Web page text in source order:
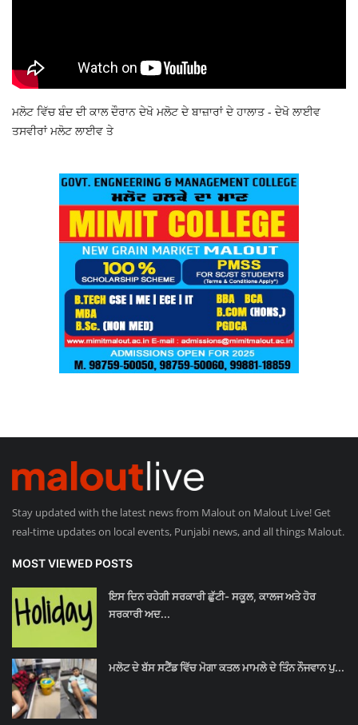
ਮਲੋਟ ਵਿੱਚ ਬੰਦ ਦੀ ਕਾਲ ਦੌਰਾਨ ਦੇਖੋ ਮਲੋਟ ਦੇ ਬਾਜ਼ਾਰਾਂ ਦੇ ਹਾਲਾਤ - ਦੇਖੋ ਲਾਈਵ
ਤਸਵੀਰਾਂ ਮਲੋਟ ਲਾਈਵ ਤੇ
Stay updated with the latest news from Malout on Malout Live! Get
real-time updates on local events, Punjabi news, and all things Malout.
MOST VIEWED POSTS
ਇਸ ਦਿਨ ਰਹੇਗੀ ਸਰਕਾਰੀ ਛੁੱਟੀ- ਸਕੂਲ, ਕਾਲਜ ਅਤੇ ਹੋਰ
ਸਰਕਾਰੀ ਅਦ...
ਮਲੋਟ ਦੇ ਬੱਸ ਸਟੈਂਡ ਵਿੱਚ ਮੋਗਾ ਕਤਲ ਮਾਮਲੇ ਦੇ ਤਿੰਨ ਨੌਜਵਾਨ ਪੁ...